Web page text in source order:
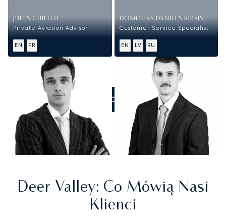
JULES GUILLOT
Private Aviation Advisor
EN FR
DOMENIKS DANIELS KIRSIS
Customer Service Specialist
EN LV RU
ZADZWOŃCIE DO NAS
Deer Valley: Co Mówią Nasi
Klienci